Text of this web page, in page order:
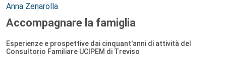
Autori:
Anna Zenarolla
Accompagnare la famiglia
Esperienze e prospettive dai cinquant'anni di attività del
Consultorio Familiare UCIPEM di Treviso